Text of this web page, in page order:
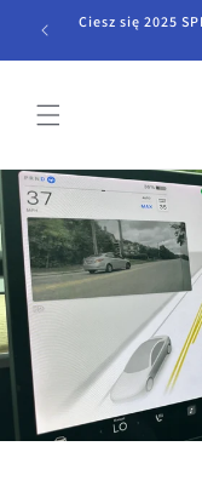
do
Ciesz się 2025